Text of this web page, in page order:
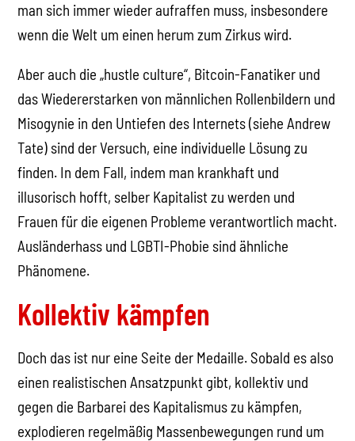
man sich immer wieder aufraffen muss, insbesondere
wenn die Welt um einen herum zum Zirkus wird.
Aber auch die „hustle culture“, Bitcoin-Fanatiker und
das Wiedererstarken von männlichen Rollenbildern und
Misogynie in den Untiefen des Internets (siehe Andrew
Tate) sind der Versuch, eine individuelle Lösung zu
finden. In dem Fall, indem man krankhaft und
illusorisch hofft, selber Kapitalist zu werden und
Frauen für die eigenen Probleme verantwortlich macht.
Ausländerhass und LGBTI-Phobie sind ähnliche
Phänomene.
Kollektiv kämpfen
Doch das ist nur eine Seite der Medaille. Sobald es also
einen realistischen Ansatzpunkt gibt, kollektiv und
gegen die Barbarei des Kapitalismus zu kämpfen,
explodieren regelmäßig Massenbewegungen rund um